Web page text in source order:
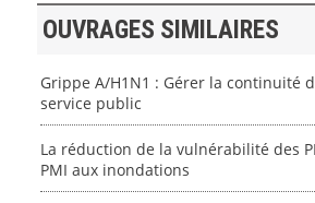
OUVRAGES SIMILAIRES
Grippe A/H1N1 : Gérer la continuité
service public
La réduction de la vulnérabilité des
PMI aux inondations